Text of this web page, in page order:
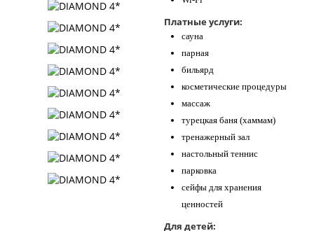
Платные услуги:
сауна
парная
бильярд
косметические процедуры
массаж
турецкая баня (хаммам)
тренажерный зал
настольный теннис
парковка
сейфы для хранения
ценностей
Для детей: